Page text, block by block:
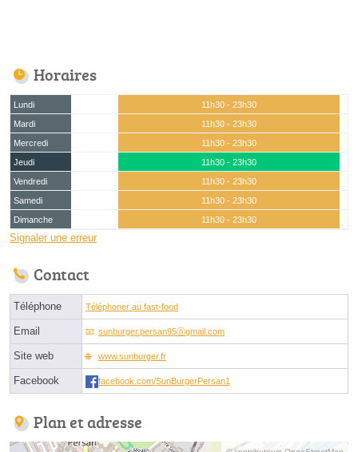
Horaires
Lundi
11h30 - 23h30
Mardi
11h30 - 23h30
Mercredi
11h30 - 23h30
Jeudi
11h30 - 23h30
Vendredi
11h30 - 23h30
Samedi
11h30 - 23h30
Dimanche
11h30 - 23h30
Signaler une erreur
Contact
Téléphone Téléphoner au fast-food
Email sunburger.persan95ⓐgmail.com
Site web www.sunburger.fr
Facebook facebook.com/SunBurgerPersan1
Plan et adresse